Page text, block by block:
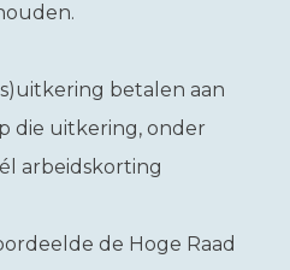
betalen aan
die uitkering, onder
arbeidskorting
de Hoge Raad